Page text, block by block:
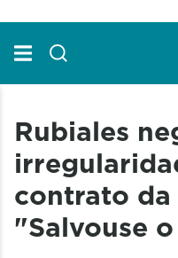
Rubiales
contrato da
"Salvouse